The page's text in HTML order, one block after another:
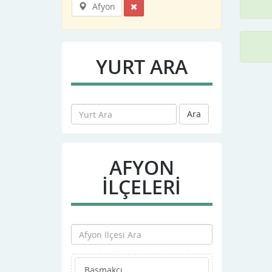
Afyon
YURT ARA
Ara
AFYON
İLÇELERİ